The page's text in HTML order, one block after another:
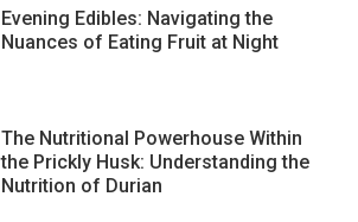
Evening Edibles: Navigating the
Nuances of Eating Fruit at Night
The Nutritional Powerhouse Within
the Prickly Husk: Understanding the
Nutrition of Durian